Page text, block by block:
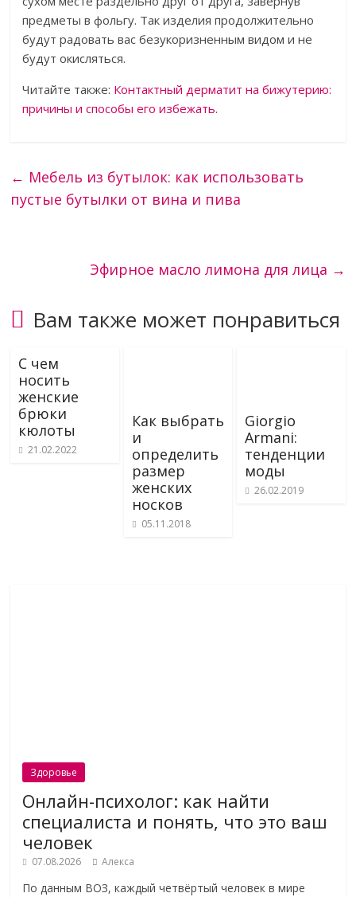
предметы в фольгу. Так изделия продолжительно
будут радовать вас безукоризненным видом и не
будут окисляться.
Читайте также: Контактный дерматит на бижутерию:
причины и способы его избежать.
← Мебель из бутылок: как использовать
пустые бутылки от вина и пива
Эфирное масло лимона для лица →
Вам также может понравиться
С чем
носить
женские
брюки
кюлоты
21.02.2022
Как выбрать
и
определить
размер
женских
носков
05.11.2018
Giorgio
Armani:
тенденции
моды
26.02.2019
Здоровье
Онлайн-психолог: как найти
специалиста и понять, что это ваш
человек
07.08.2026 Алекса
По данным ВОЗ, каждый четвёртый человек в мире